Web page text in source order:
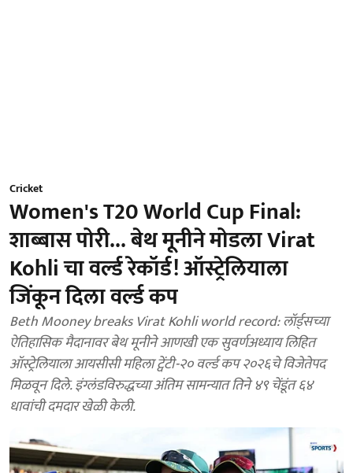
Cricket
Women's T20 World Cup Final:
शाब्बास पोरी... बेथ मूनीने मोडला Virat
Kohli चा वर्ल्ड रेकॉर्ड! ऑस्ट्रेलियाला
जिंकून दिला वर्ल्ड कप
Beth Mooney breaks Virat Kohli world record: लॉर्ड्सच्या
ऐतिहासिक मैदानावर बेथ मूनीने आणखी एक सुवर्णअध्याय लिहित
ऑस्ट्रेलियाला आयसीसी महिला ट्वेंटी-२० वर्ल्ड कप २०२६चे विजेतेपद
मिळवून दिले. इंग्लंडविरुद्धच्या अंतिम सामन्यात तिने ४९ चेंडूंत ६४
धावांची दमदार खेळी केली.